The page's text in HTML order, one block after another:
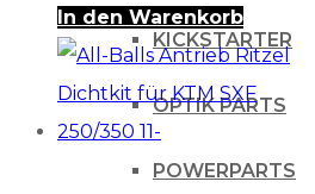
KICKSTARTER
OPTIK PARTS
POWERPARTS
In den Warenkorb